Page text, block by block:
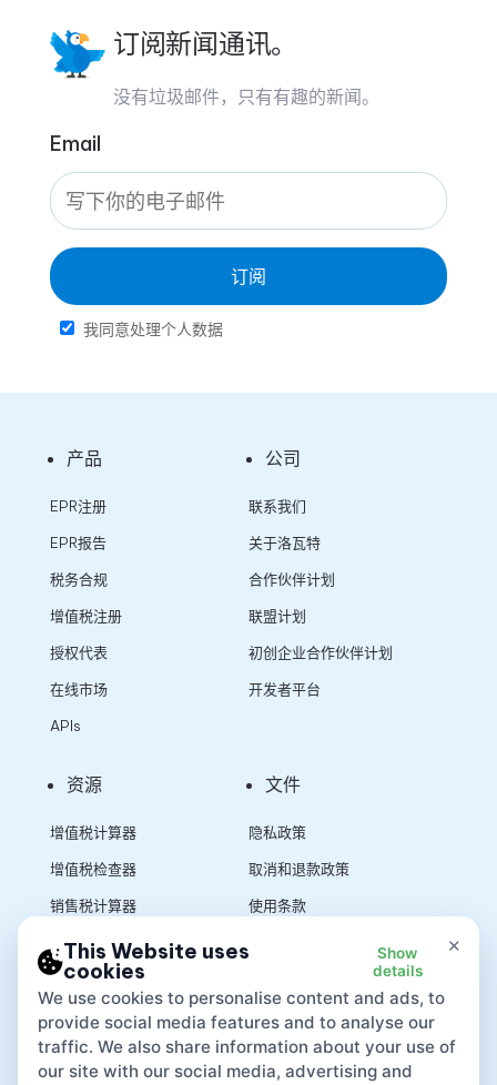
订阅新闻通讯。
没有垃圾邮件，只有有趣的新闻。
Email
订阅
我同意处理个人数据
产品
EPR注册
EPR报告
税务合规
增值税注册
授权代表
在线市场
APIs
公司
联系我们
关于洛瓦特
合作伙伴计划
联盟计划
初创企业合作伙伴计划
开发者平台
资源
增值税计算器
增值税检查器
销售税计算器
文件
隐私政策
取消和退款政策
使用条款
×
This Website uses
cookies
Show
details
We use cookies to personalise content and ads, to
provide social media features and to analyse our
traffic. We also share information about your use of
our site with our social media, advertising and